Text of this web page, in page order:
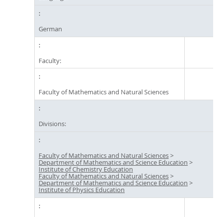
German
Faculty:
Faculty of Mathematics and Natural Sciences
Divisions:
Faculty of Mathematics and Natural Sciences>
Department of Mathematics and Science Education >
Institute of Chemistry Education
Faculty of Mathematics and Natural Sciences>
Department of Mathematics and Science Education >
Institute of Physics Education